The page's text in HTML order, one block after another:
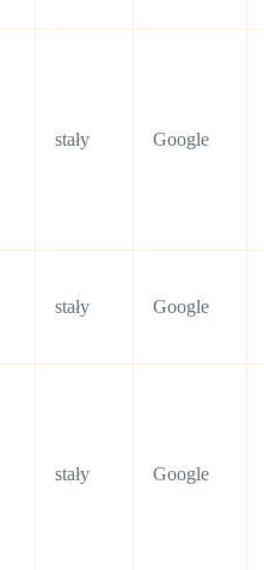
stały Google
stały Google
stały Google